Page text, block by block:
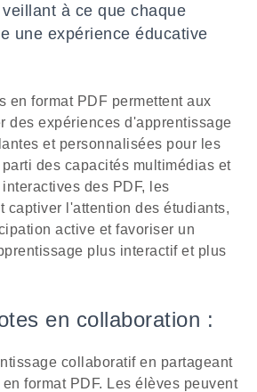
à ce que chaque
une expérience éducative
en format PDF permettent aux
des expériences d'apprentissage
et personnalisées pour les
des capacités multimédias et
des PDF, les
captiver l'attention des étudiants,
active et favoriser un
plus interactif et plus
en collaboration :
collaboratif en partageant
format PDF. Les élèves peuvent